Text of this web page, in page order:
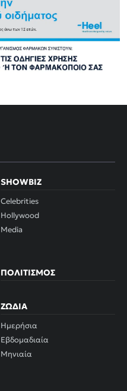
SHOWBIZ
Celebrities
Hollywood
Media
ΠΟΛΙΤΙΣΜΌΣ
ΖΏΔΙΑ
Ημερήσια
Εβδομαδιαία
Μηνιαία